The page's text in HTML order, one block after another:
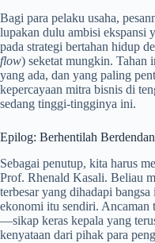
Bagi para pelaku usaha,
lupakan dulu ambisi ekspansi
pada strategi bertahan hidup
flow) seketat mungkin. Tahan
yang ada, dan yang paling
kepercayaan mitra bisnis di
sedang tinggi-tingginya ini.
Epilog: Berhentilah
Sebagai penutup, kita harus
Prof. Rhenald Kasali. Beliau
terbesar yang dihadapi
ekonomi itu sendiri. Ancaman
—sikap keras kepala yang
kenyataan dari pihak para